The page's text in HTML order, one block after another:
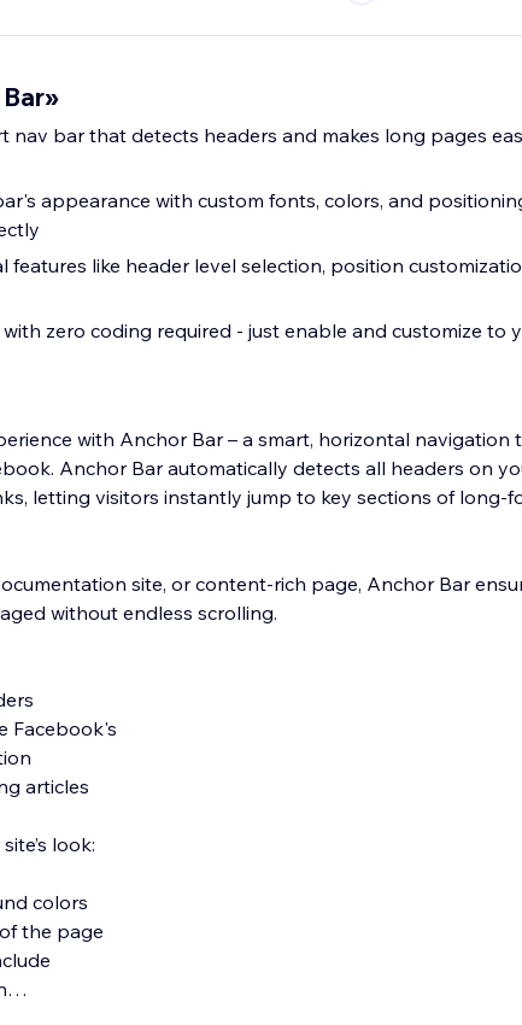
nav bar that detects headers and makes long pages
appearance with custom fonts, colors, and
features like header level selection, position
zero coding required - just enable and customize to
with Anchor Bar – a smart, horizontal navigation
Anchor Bar automatically detects all headers on
letting visitors instantly jump to key sections of long-
site, or content-rich page, Anchor Bar
without endless scrolling.
Facebook's
articles
look:
colors
the page